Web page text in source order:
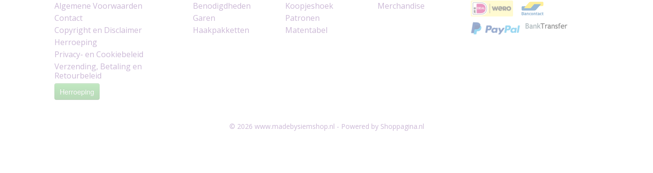
Algemene Voorwaarden
Contact
Copyright en Disclaimer
Herroeping
Privacy- en Cookiebeleid
Verzending, Betaling en
Retourbeleid
Herroeping
Benodigdheden
Garen
Haakpakketten
Koopjeshoek
Patronen
Matentabel
Merchandise
© 2026 www.madebysiemshop.nl - Powered by Shoppagina.nl